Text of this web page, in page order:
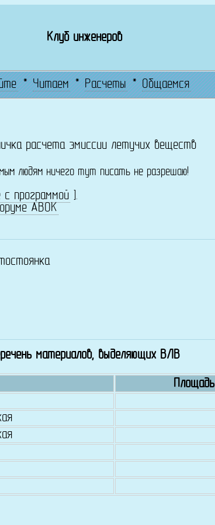
Клуб инженеров
*Читаем*Расчеты*Общаемся
расчета эмиссии летучих веществ
людям ничего тут писать не разрешаю!
программой ].
АВОК
материалов, выделяющих ВЛВ